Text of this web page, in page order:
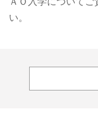
い。